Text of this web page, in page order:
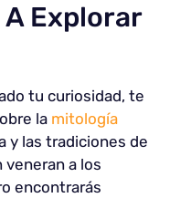
Explorar
tu curiosidad, te
la mitología
y las tradiciones de
a los
encontrarás